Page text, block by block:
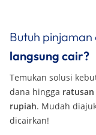
Butuh
langsung cair?
Temukan solusi
dana hingga
rupiah. Mudah
dicairkan!